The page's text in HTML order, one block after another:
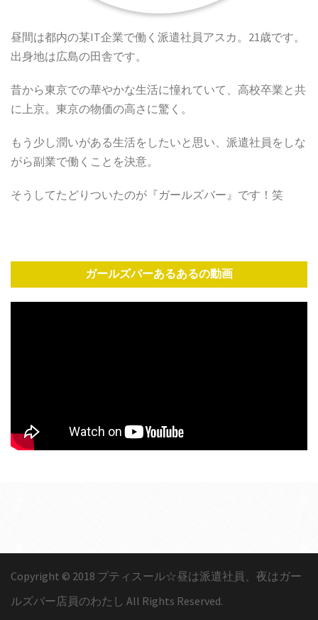
昼間は都内の某IT企業で働く派遣社員アスカ。21歳です。
出身地は広島の田舎です。
昔から東京での華やかな生活に憧れていて、高校卒業と共
に上京。東京の物価の高さに驚く。
もう少し潤いがある生活をしたいと思い、派遣社員をしな
がら副業で働くことを決意。
そうしてたどりついたのが『ガールズバー』です！笑
ガールズバーあるあるの動画
Copyright © 2018 プティスール☆昼は派遣社員、夜はガー
ルズバー店員のわたし All Rights Reserved.